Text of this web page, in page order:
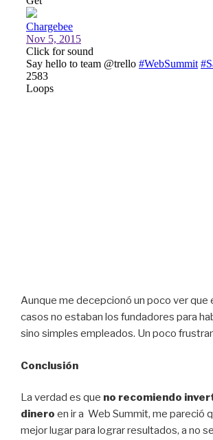
Aunque me decepcionó un poco ver que
casos no estaban los fundadores para
sino simples empleados. Un poco
Conclusión
La verdad es que no recomiendo
dinero en ir a Web Summit, me pareció
mejor lugar para lograr resultados, a no